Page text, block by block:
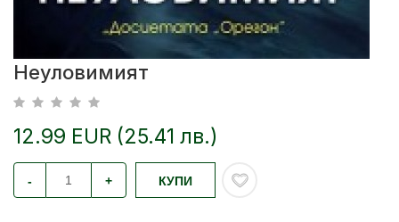
Неуловимият
12.99 EUR (25.41 лв.)
- + КУПИ